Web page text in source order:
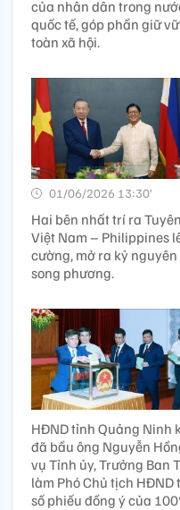
của nhân dân trong
quốc tế, góp phần giữ
toàn xã hội.
01/06/2026 13:30’
Hai bên nhất trí ra
Việt Nam – Philippines
cường, mở ra kỷ
song phương.
HĐND tỉnh Quảng Ninh
đã bầu ông Nguyễn
vụ Tỉnh ủy, Trưởng Ban
làm Phó Chủ tịch
số phiếu đồng ý của